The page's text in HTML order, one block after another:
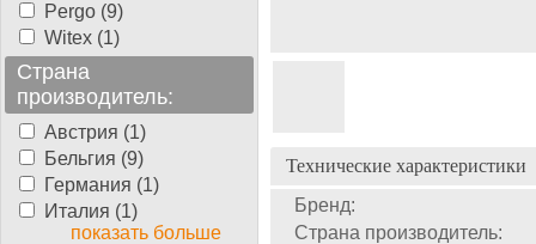
Pergo (9)
Witex (1)
Страна
производитель:
Австрия (1)
Бельгия (9)
Германия (1)
Италия (1)
показать больше
Технические характеристики
Бренд:
Страна производитель: